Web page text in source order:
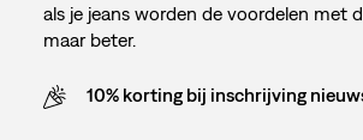
als je jeans worden de voordelen met
maar beter.
10% korting bij inschrijving